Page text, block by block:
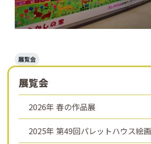
展覧会
展覧会
2026年 春の作品展
2025年 第49回パレットハウス絵